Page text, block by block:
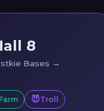
8
Bases →
Farm 😈Troll